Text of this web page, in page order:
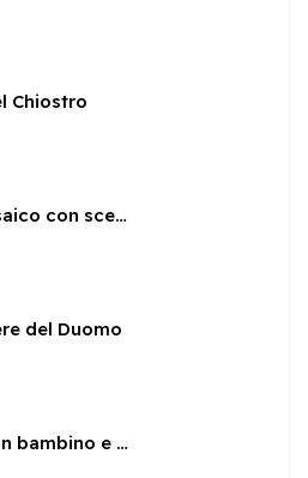
Chiostro
Piccolo mosaico con scena di caccia
del Duomo
Madonna con bambino e San Clemente I Papa nel transetto sinistro